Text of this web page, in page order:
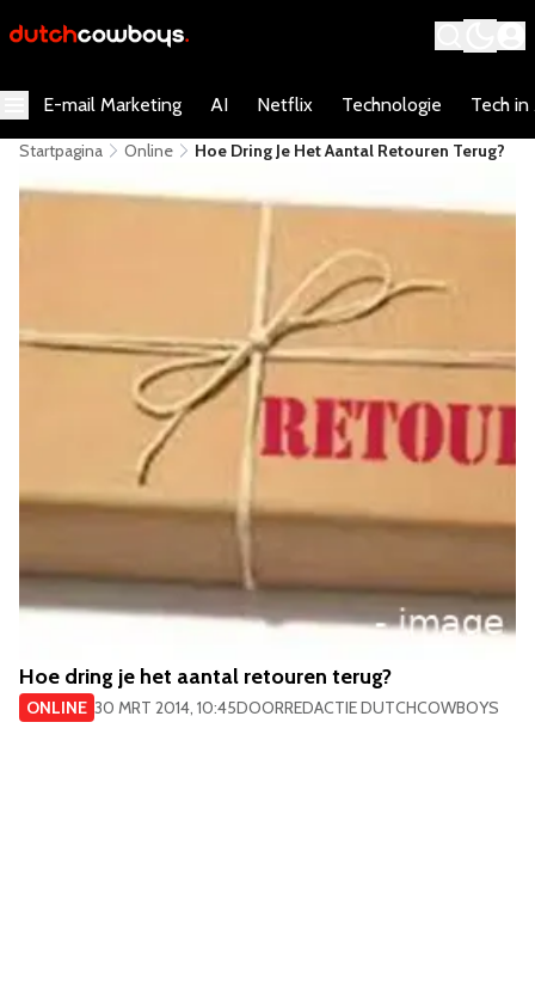
E-mail Marketing AI Netflix Technologie Tech in
Startpagina Online Hoe Dring Je Het Aantal Retouren Terug?
Hoe dring je het aantal retouren terug?
ONLINE 30 MRT 2014, 10:45DOORREDACTIE DUTCHCOWBOYS